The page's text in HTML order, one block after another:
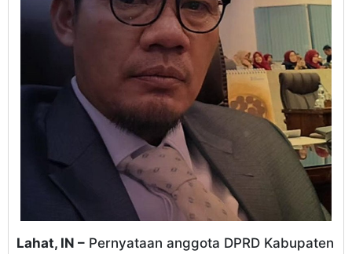
Lahat, IN – Pernyataan anggota DPRD Kabupaten